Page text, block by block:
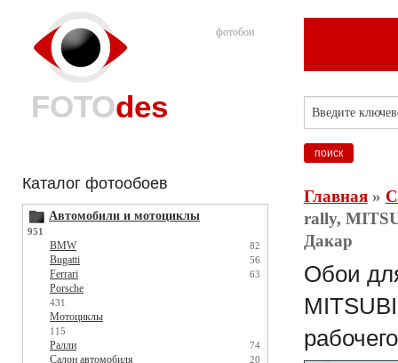
фотобои
FOTOdes
Каталог фотообоев
Автомобили и мотоциклы
951
BMW 82
Bugatti 56
Ferrari 63
Porsche
431
Мотоциклы
115
Ралли 74
Салон автомобиля 20
Главная»
rally,
Дакар
Обои